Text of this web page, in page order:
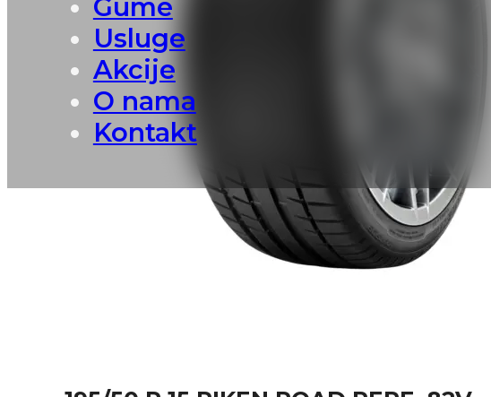
Gume
Usluge
Akcije
O nama
Kontakt